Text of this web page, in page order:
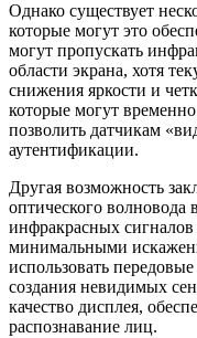
Однако существует
которые могут это
могут пропускать
области экрана, хотя
снижения яркости и
которые могут
позволить датчикам
аутентификации.
Другая возможность
оптического волновода
инфракрасных
минимальными
использовать
создания невидимых
качество дисплея,
распознавание лиц.